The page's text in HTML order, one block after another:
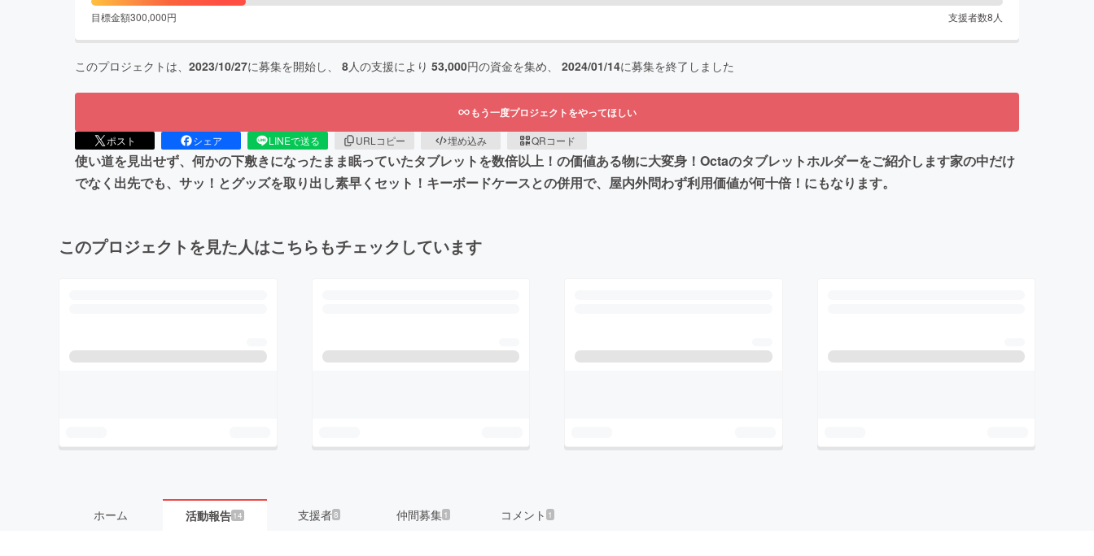
目標金額300,000円 支援者数8 人
このプロジェクトは、 2023/10/27に募集を開始し、 8人の支援により 53,000円の資金を集め、 2024/01/14に募集を終了しました
もう一度プロジェクトをやってほしい
ポスト シェア LINEで送る URLコピー 埋め込み QRコード
使い道を見出せず、何かの下敷きになったまま眠っていたタブレットを数倍以上！の価値ある物に大変身！Octaのタブレットホルダーをご紹介します家の中だけ
でなく出先でも、サッ！とグッズを取り出し素早くセット！キーボードケースとの併用で、屋内外問わず利用価値が何十倍！にもなります。
このプロジェクトを見た人はこちらもチェックしています
ホーム 活動報告 14 支援者8 仲間募集 1 コメント 1